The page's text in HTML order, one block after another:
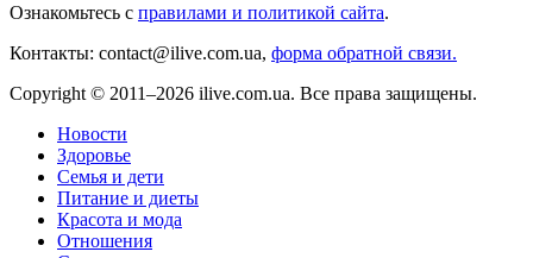
Ознакомьтесь с правилами и политикой сайта.
Контакты: contact@ilive.com.ua, форма обратной связи.
Copyright © 2011–2026 ilive.com.ua. Все права защищены.
Новости
Здоровье
Семья и дети
Питание и диеты
Красота и мода
Отношения